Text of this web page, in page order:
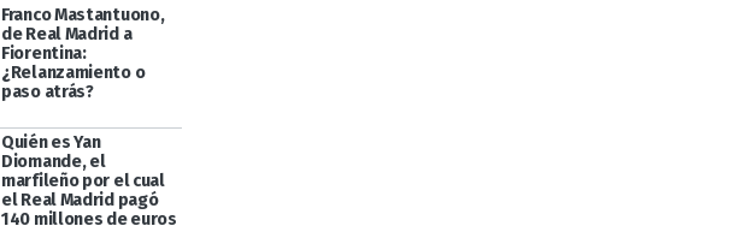
Franco Mastantuono,
de Real Madrid a
Fiorentina:
¿Relanzamiento o
paso atrás?
Quién es Yan
Diomande, el
marfileño por el cual
el Real Madrid pagó
140 millones de euros